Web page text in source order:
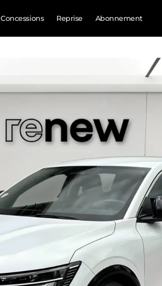
Concessions Reprise Abonnement